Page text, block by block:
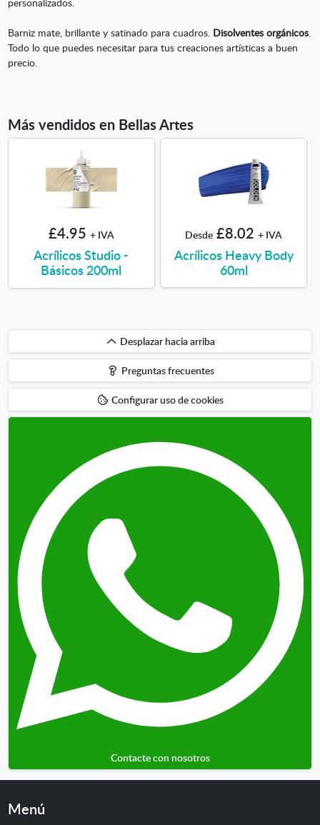
Barniz mate, brillante y satinado para cuadros. Disolventes orgánicos.
Todo lo que puedes necesitar para tus creaciones artísticas a buen
precio.
Más vendidos en Bellas Artes
£4.95 + IVA
Acrílicos Studio -
Básicos 200ml
Desde £8.02 + IVA
Acrílicos Heavy Body
60ml
Desplazar
hacia
arriba
Desplazar hacia arriba
Preguntas frecuentes
Configurar uso de cookies
Contacte con nosotros
Menú